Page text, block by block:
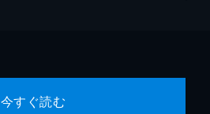
今すぐ読む